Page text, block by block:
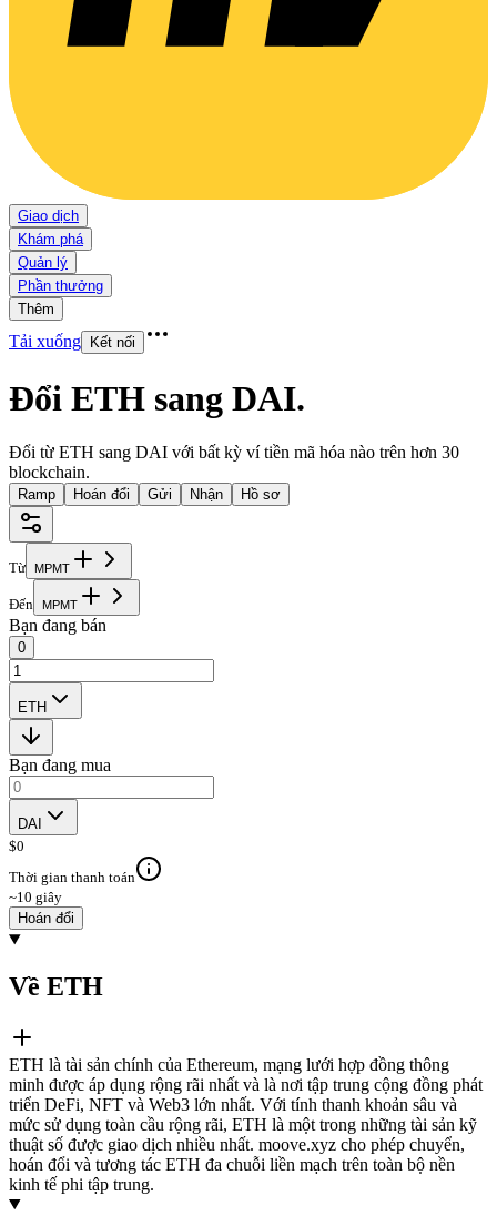
Giao dịch
Khám phá
Quản lý
Phần thưởng
Thêm
Tải xuống Kết nối
Đổi ETH sang DAI.
Đổi từ ETH sang DAI với bất kỳ ví tiền mã hóa nào trên hơn 30
blockchain.
Ramp Hoán đổi Gửi Nhận Hồ sơ
Từ MPMT
Đến MPMT
Bạn đang bán
0
ETH
Bạn đang mua
DAI
$0
Thời gian thanh toán
~10 giây
Hoán đổi
Về ETH
ETH là tài sản chính của Ethereum, mạng lưới hợp đồng thông
minh được áp dụng rộng rãi nhất và là nơi tập trung cộng đồng phát
triển DeFi, NFT và Web3 lớn nhất. Với tính thanh khoản sâu và
mức sử dụng toàn cầu rộng rãi, ETH là một trong những tài sản kỹ
thuật số được giao dịch nhiều nhất. moove.xyz cho phép chuyển,
hoán đổi và tương tác ETH đa chuỗi liền mạch trên toàn bộ nền
kinh tế phi tập trung.